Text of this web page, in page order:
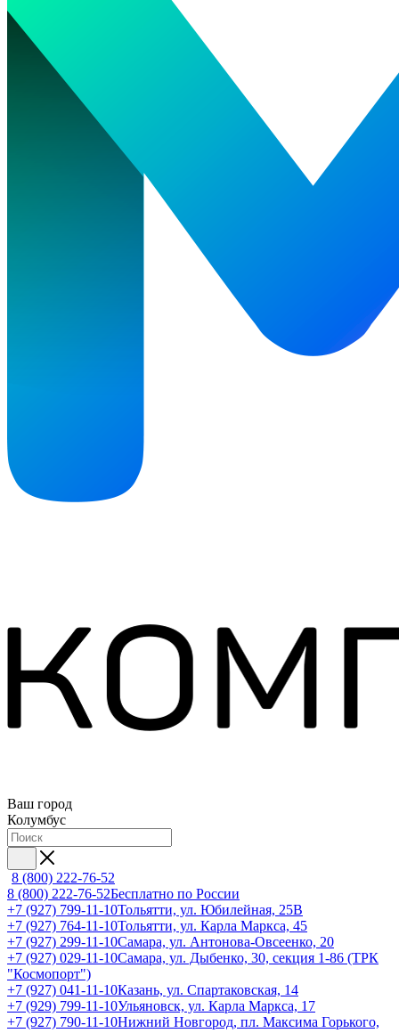
Ваш город
Колумбус
8 (800) 222-76-52
8 (800) 222-76-52Бесплатно по России
+7 (927) 799-11-10Тольятти, ул. Юбилейная, 25В
+7 (927) 764-11-10Тольятти, ул. Карла Маркса, 45
+7 (927) 299-11-10Самара, ул. Антонова-Овсеенко, 20
+7 (927) 029-11-10Самара, ул. Дыбенко, 30, секция 1-86 (ТРК
"Космопорт")
+7 (927) 041-11-10Казань, ул. Спартаковская, 14
+7 (929) 799-11-10Ульяновск, ул. Карла Маркса, 17
+7 (927) 790-11-10Нижний Новгород, пл. Максима Горького,